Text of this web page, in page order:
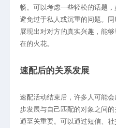
畅。可以考虑一些轻松的话题
避免过于私人或沉重的问题。
展现出对对方的真实兴趣，能
在的火花。
速配后的关系发展
速配活动结束后，许多人可能
步发展与自己匹配的对象之间
通至关重要。可以通过短信、